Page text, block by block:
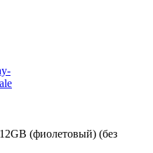
(фиолетовый) (без